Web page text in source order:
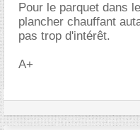
Pour le parquet dans
plancher chauffant
pas trop d'intérêt.
A+